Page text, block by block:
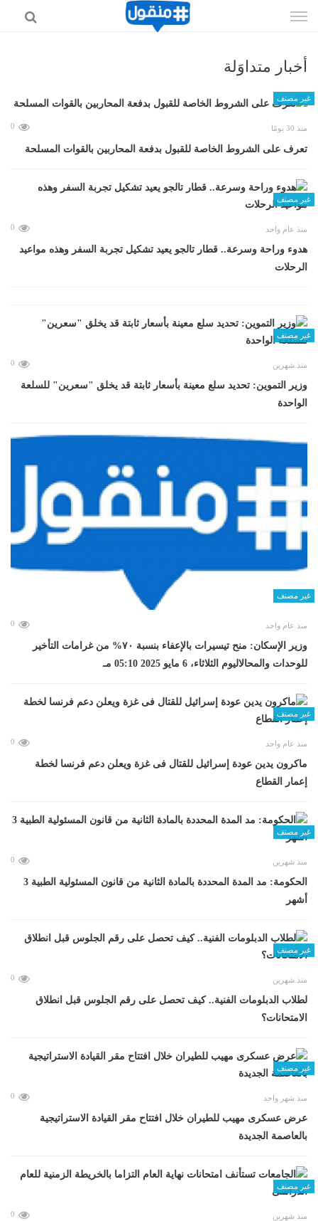
الى
أخبار متداوَلة
غير مصنف
منذ 30 يومًا 0
تعرف على الشروط الخاصة للقبول بدفعة المحاربين بالقوات المسلحة
غير مصنف
منذ عام واحد 0
هدوء وراحة وسرعة.. قطار تالجو يعيد تشكيل تجربة السفر وهذه مواعيد
الرحلات
غير مصنف
منذ شهرين 0
وزير التموين: تحديد سلع معينة بأسعار ثابتة قد يخلق "سعرين" للسلعة
الواحدة
غير مصنف
منذ عام واحد 0
وزير الإسكان: منح تيسيرات بالإعفاء بنسبة ٧٠% من غرامات التأخير
للوحدات والمحالاليوم الثلاثاء، 6 مايو 2025 05:10 مـ
غير مصنف
منذ عام واحد 0
ماكرون يدين عودة إسرائيل للقتال فى غزة ويعلن دعم فرنسا لخطة
إعمار القطاع
غير مصنف
منذ شهرين 0
الحكومة: مد المدة المحددة بالمادة الثانية من قانون المسئولية الطبية 3
أشهر
غير مصنف
منذ شهرين 0
لطلاب الدبلومات الفنية.. كيف تحصل على رقم الجلوس قبل انطلاق
الامتحانات؟
غير مصنف
منذ شهر واحد 0
عرض عسكرى مهيب للطيران خلال افتتاح مقر القيادة الاستراتيجية
بالعاصمة الجديدة
غير مصنف
منذ شهرين 0